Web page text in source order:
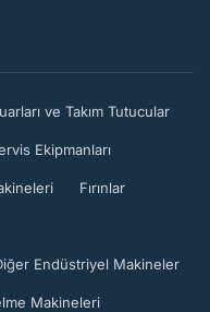
ve Takım Tutucular
Ekipmanları
Fırınlar
Endüstriyel Makineler
Makineleri